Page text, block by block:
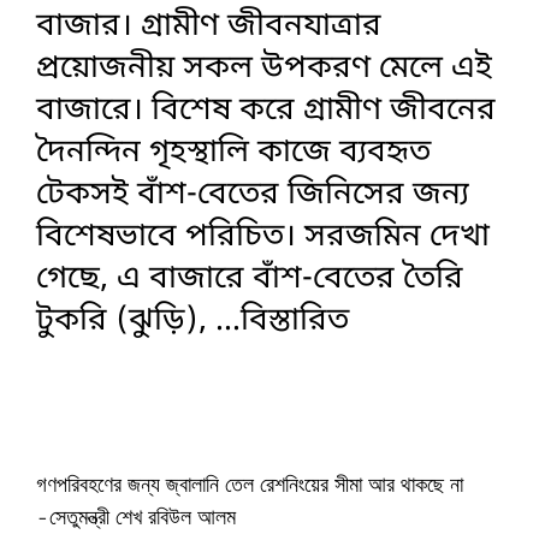
বাজার। ‎গ্রামীণ জীবনযাত্রার
প্রয়োজনীয় সকল উপকরণ মেলে এই
বাজারে। বিশেষ করে গ্রামীণ জীবনের
দৈনন্দিন গৃহস্থালি কাজে ব্যবহৃত
টেকসই বাঁশ-বেতের জিনিসের জন্য
বিশেষভাবে পরিচিত। সরজমিন দেখা
গেছে, এ বাজারে বাঁশ-বেতের তৈরি
টুকরি (ঝুড়ি), ...বিস্তারিত
গণপরিবহণের জন্য জ্বালানি তেল রেশনিংয়ের সীমা আর থাকছে না
-সেতুমন্ত্রী শেখ রবিউল আলম